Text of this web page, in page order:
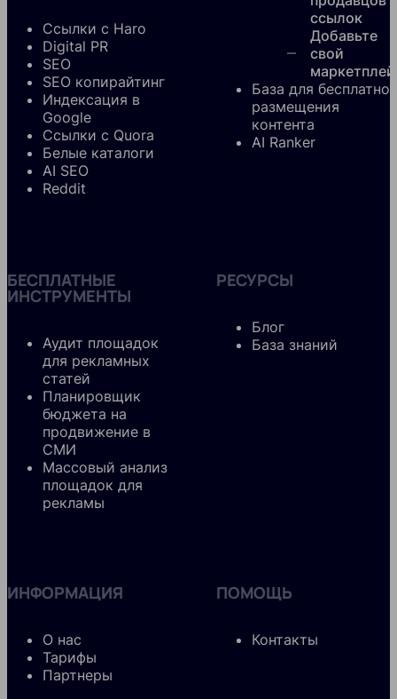
Ссылки с Haro
Digital PR
SEO
SEO копирайтинг
Индексация в
Google
Ссылки с Quora
Белые каталоги
AI SEO
Reddit
ссылок
Добавьте
свой
База для
размещения
контента
AI Ranker
БЕСПЛАТНЫЕ
ИНСТРУМЕНТЫ
Аудит площадок
для рекламных
статей
Планировщик
бюджета на
продвижение в
СМИ
Массовый анализ
площадок для
рекламы
РЕСУРСЫ
Блог
База знаний
ИНФОРМАЦИЯ
О нас
Тарифы
Партнеры
ПОМОЩЬ
Контакты